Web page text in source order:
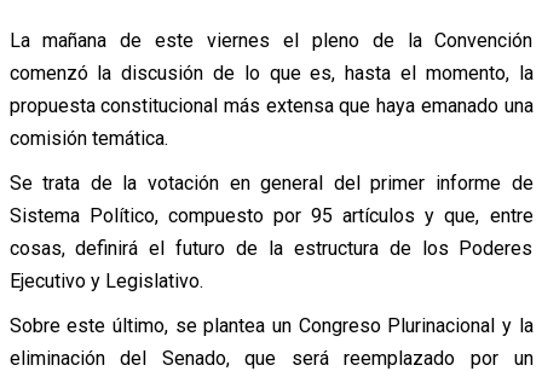
La mañana de este viernes el pleno de la Convención
comenzó la discusión de lo que es, hasta el momento, la
propuesta constitucional más extensa que haya emanado una
comisión temática.
Se trata de la votación en general del primer informe de
Sistema Político, compuesto por 95 artículos y que, entre
cosas, definirá el futuro de la estructura de los Poderes
Ejecutivo y Legislativo.
Sobre este último, se plantea un Congreso Plurinacional y la
eliminación del Senado, que será reemplazado por un